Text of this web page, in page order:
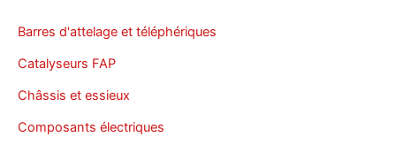
Barres d'attelage et téléphériques
Catalyseurs FAP
Châssis et essieux
Composants électriques